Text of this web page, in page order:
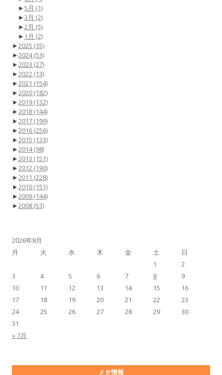
►5月 (1)
►3月 (2)
►2月 (5)
► 1月 (2)
►2025 (35)
►2024(53)
►2023 (27)
►2022 (13)
►2021 (154)
►2020 (182)
►2019 (132)
►2018 (144)
►2017 (199)
►2016 (256)
►2015 (133)
►2014(98)
►2013 (151)
►2012 (190)
►2011 (228)
►2010 (151)
►2009 (144)
►2008 (53)
2026年8月
月
火 水 木 金 土 日
« 7月
1
2
3
4 5 6 7 8
9
10
11 12 13 14 15
16
17
18 19 20 21 22
23
24
25 26 27 28 29
30
31
メタ情報